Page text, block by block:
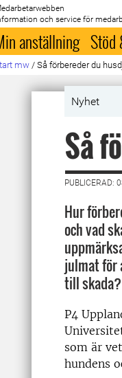
och service för
anställning Stöd
mw / Så förbereder du
Nyhet
Så
PUBLICERAD:
Hur
och vad
julmat för
till skada?
P4
som är
hundens